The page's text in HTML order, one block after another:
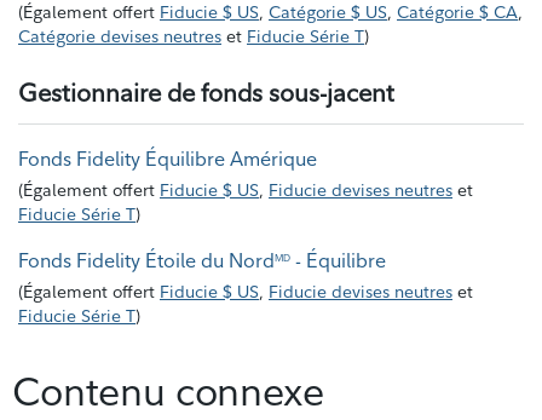
(Également offert Fiducie $ US, Catégorie $ US, Catégorie $ CA,
Catégorie devises neutres et Fiducie Série T)
Gestionnaire de fonds sous-jacent
Fonds Fidelity Équilibre Amérique
(Également offert Fiducie $ US, Fiducie devises neutres et
Fiducie Série T)
Fonds Fidelity Étoile du NordMD - Équilibre
(Également offert Fiducie $ US, Fiducie devises neutres et
Fiducie Série T)
Contenu connexe